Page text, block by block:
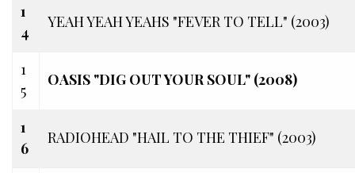
1
4
YEAH YEAH YEAHS "FEVER TO TELL" (2003)
1
5
OASIS "DIG OUT YOUR SOUL" (2008)
1
6
RADIOHEAD "HAIL TO THE THIEF" (2003)